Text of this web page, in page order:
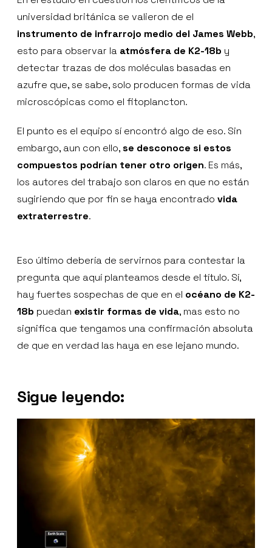
universidad británica se valieron de el
instrumento de infrarrojo medio del James Webb,
esto para observar la atmósfera de K2-18b y
detectar trazas de dos moléculas basadas en
azufre que, se sabe, solo producen formas de vida
microscópicas como el fitoplancton.
El punto es el equipo sí encontró algo de eso. Sin
embargo, aun con ello,se desconoce si estos
compuestos podrían tener otro origen. Es más,
los autores del trabajo son claros en que no están
sugiriendo que por fin se haya encontrado vida
extraterrestre.
Eso último debería de servirnos para contestar la
pregunta que aquí planteamos desde el título. Sí,
hay fuertes sospechas de que en el océano de K2-
18b puedan existir formas de vida, mas esto no
significa que tengamos una confirmación absoluta
de que en verdad las haya en ese lejano mundo.
Sigue leyendo: